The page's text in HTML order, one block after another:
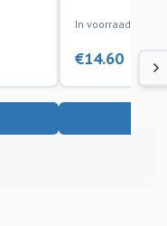
In voorraad
€14.60